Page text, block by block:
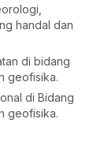
handal dan
di bidang
geofisika.
di Bidang
geofisika.